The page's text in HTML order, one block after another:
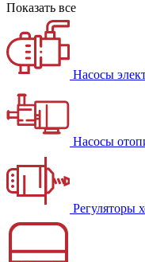
Показать все
Насосы
Насосы
Регуляторы